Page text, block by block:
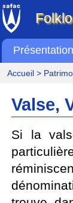
Présentation
Accueil>
Valse,
Si la